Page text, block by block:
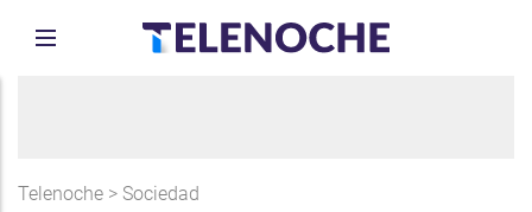
Telenoche > Sociedad